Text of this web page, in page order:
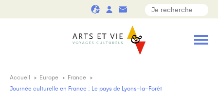
Accueil Europe
France
Journée culturelle en France : Le pays de Lyons-la-Forêt